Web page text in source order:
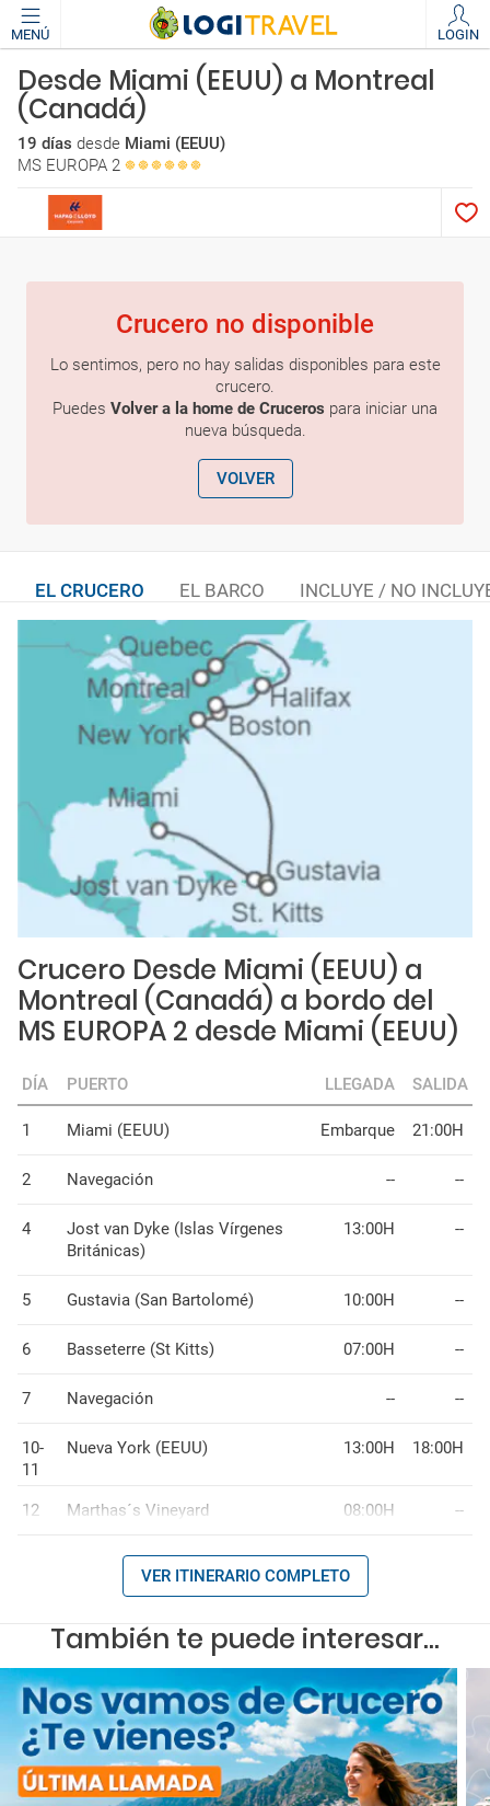
MENÚ LOGIN
Desde Miami (EEUU) a Montreal
(Canadá)
19 días desde Miami (EEUU)
MS EUROPA 2
Crucero no disponible
Lo sentimos, pero no hay salidas disponibles para este
crucero.
Puedes Volver a la home de Cruceros para iniciar una
nueva búsqueda.
VOLVER
EL CRUCERO EL BARCO INCLUYE / NO
Crucero Desde Miami (EEUU) a
Montreal (Canadá) a bordo del
MS EUROPA 2 desde Miami (EEUU)
DÍA PUERTO LLEGADA SALIDA
1 Miami (EEUU) Embarque 21:00H
2 Navegación -- --
4
Jost van Dyke (Islas Vírgenes
Británicas)
13:00H --
5 Gustavia (San Bartolomé) 10:00H --
6 Basseterre (St Kitts) 07:00H --
7 Navegación -- --
10-
11
Nueva York (EEUU) 13:00H 18:00H
12 Marthas´s Vineyard 08:00H --
VER ITINERARIO COMPLETO
También te puede interesar...